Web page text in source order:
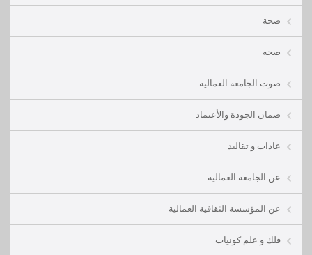
صحة
صحه
صوت الجامعة العمالية
ضمان الجودة والأعتماد
عادات و تقاليد
عن الجامعة العمالية
عن المؤسسة الثقافية العمالية
فلك و علم كونيات